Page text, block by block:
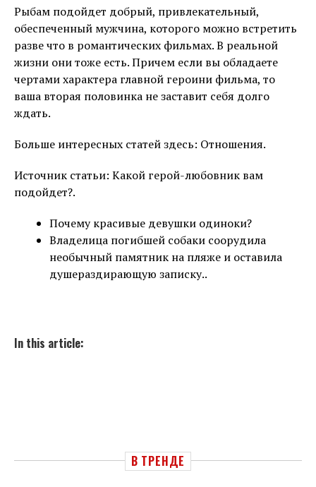
Рыбам подойдет добрый, привлекательный,
обеспеченный мужчина, которого можно встретить
разве что в романтических фильмах. В реальной
жизни они тоже есть. Причем если вы обладаете
чертами характера главной героини фильма, то
ваша вторая половинка не заставит себя долго
ждать.
Больше интересных статей здесь: Отношения.
Источник статьи: Какой герой-любовник вам
подойдет?.
Почему красивые девушки одиноки?
Владелица погибшей собаки соорудила
необычный памятник на пляже и оставила
душераздирающую записку..
In this article:
В ТРЕНДЕ